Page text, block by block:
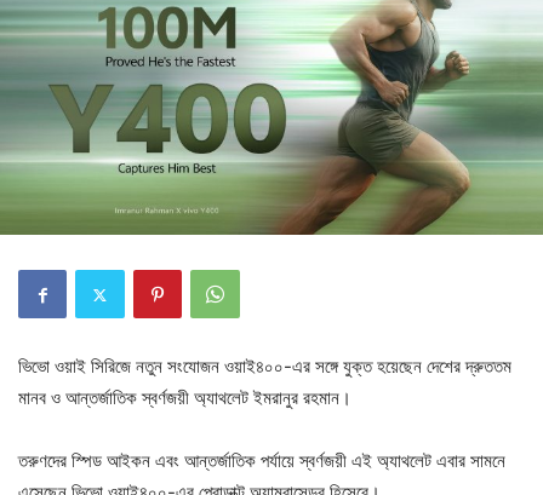
ভিভো ওয়াই সিরিজে নতুন সংযোজন ওয়াই৪০০-এর সঙ্গে যুক্ত হয়েছেন দেশের দ্রুততম
মানব ও আন্তর্জাতিক স্বর্ণজয়ী অ্যাথলেট ইমরানুর রহমান।
তরুণদের স্পিড আইকন এবং আন্তর্জাতিক পর্যায়ে স্বর্ণজয়ী এই অ্যাথলেট এবার সামনে